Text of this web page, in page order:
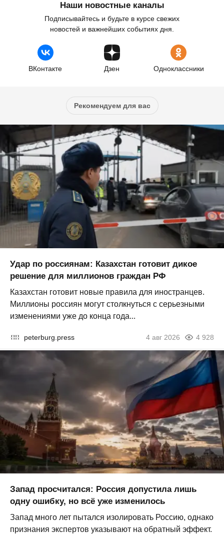
Наши новостные каналы
Подписывайтесь и будьте в курсе свежих
новостей и важнейших событиях дня.
ВКонтакте Дзен Одноклассники
Рекомендуем для вас
Удар по россиянам: Казахстан готовит дикое
решение для миллионов граждан РФ
Казахстан готовит новые правила для иностранцев.
Миллионы россиян могут столкнуться с серьезными
изменениями уже до конца года...
peterburg.press 4 авг 2026 4 928
Запад просчитался: Россия допустила лишь
одну ошибку, но всё уже изменилось
Запад много лет пытался изолировать Россию, однако
признания экспертов указывают на обратный эффект.